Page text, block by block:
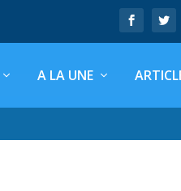
A LA UNE